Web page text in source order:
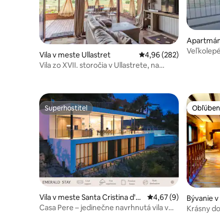
Vila v meste Ullastret Priemerné
4,96 (282)
Vila zo XVII. storočia v Ullastrete, na
o
Superhostiteľ
Superhostiteľ
Vila v meste Santa Cristina d'Ar
o
Priemerné
4,67 (9)
Casa Pere – jedinečne navrhnutá vila v
Bývanie
Krásny